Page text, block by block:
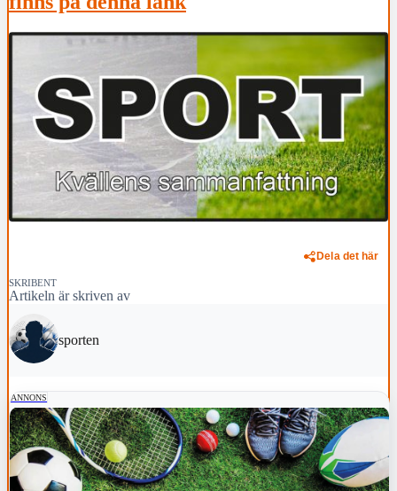
Dela det här
SKRIBENT
Artikeln är skriven av
sporten
ANNONS